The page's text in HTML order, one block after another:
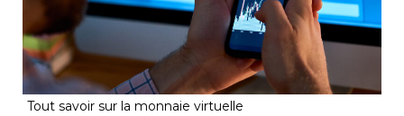
Tout savoir sur la monnaie virtuelle